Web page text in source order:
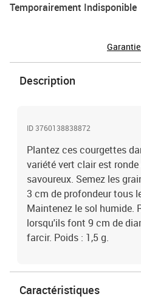
diamètre. Variété idéale à farcir.
Temporairement Indisponible
Description
ID 3760138838872
Plantez ces courgettes
variété vert clair est
savoureux. Semez les
3 cm de profondeur tous
Maintenez le sol humide.
lorsqu'ils font 9 cm de
farcir. Poids : 1,5 g.
Caractéristiques